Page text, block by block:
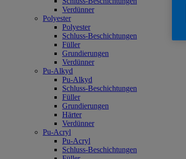
Verdünner
Polyester
Polyester
Schluss-Beschichtungen
Füller
Grundierungen
Verdünner
Pu-Alkyd
Pu-Alkyd
Schluss-Beschichtungen
Füller
Grundierungen
Härter
Verdünner
Pu-Acryl
Pu-Acryl
Schluss-Beschichtungen